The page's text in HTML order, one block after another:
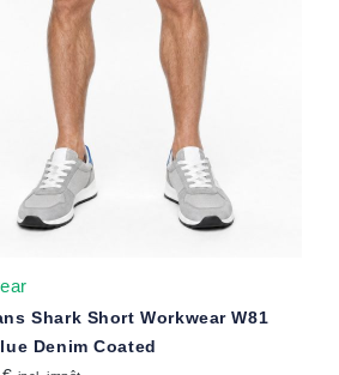
Shark Short Workwear W81
Denim Coated